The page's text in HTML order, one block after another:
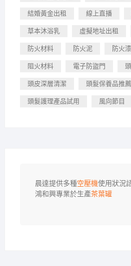
結婚黃金出租 線上直播
草本沐浴乳 虛擬地址出租
防火材料 防火泥 防火漆
阻火材料 電子防盜門
頭皮深層清潔 頭髮保養品推薦
頭髮護理產品試用 風向節目
晨達提供多種空壓機使用狀況
鴻和興專業於生產茶葉罐